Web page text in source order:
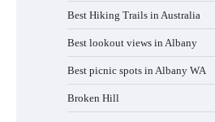
Best Hiking Trails in Australia
Best lookout views in Albany
Best picnic spots in Albany WA
Broken Hill